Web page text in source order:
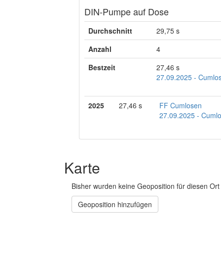
DIN-Pumpe auf Dose
Durchschnitt
29,75 s
Anzahl
4
Bestzeit
27,46 s
27.09.2025 -
2025 27,46 s
FF Cumlosen
27.09.2025 -
Karte
Bisher wurden keine Geoposition für diesen
Geoposition hinzufügen